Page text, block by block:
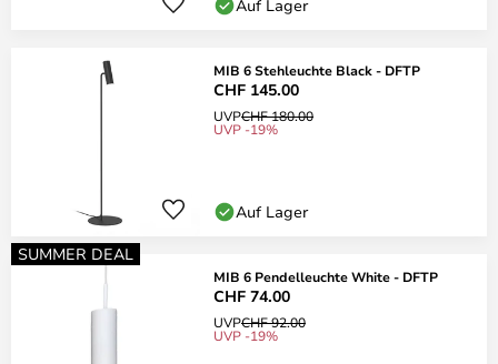
Auf Lager
MIB 6 Stehleuchte Black - DFTP
CHF 145.00
UVPCHF 180.00
UVP -19%
Auf Lager
SUMMER DEAL
MIB 6 Pendelleuchte White - DFTP
CHF 74.00
UVPCHF 92.00
UVP -19%